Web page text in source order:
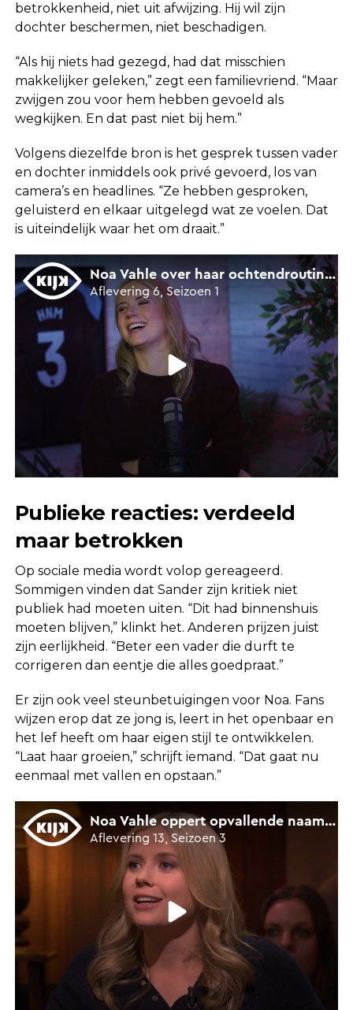
betrokkenheid, niet uit afwijzing. Hij wil zijn
dochter beschermen, niet beschadigen.
“Als hij niets had gezegd, had dat misschien
makkelijker geleken,” zegt een familievriend. “Maar
zwijgen zou voor hem hebben gevoeld als
wegkijken. En dat past niet bij hem.”
Volgens diezelfde bron is het gesprek tussen vader
en dochter inmiddels ook privé gevoerd, los van
camera’s en headlines. “Ze hebben gesproken,
geluisterd en elkaar uitgelegd wat ze voelen. Dat
is uiteindelijk waar het om draait.”
Publieke reacties: verdeeld
maar betrokken
Op sociale media wordt volop gereageerd.
Sommigen vinden dat Sander zijn kritiek niet
publiek had moeten uiten. “Dit had binnenshuis
moeten blijven,” klinkt het. Anderen prijzen juist
zijn eerlijkheid. “Beter een vader die durft te
corrigeren dan eentje die alles goedpraat.”
Er zijn ook veel steunbetuigingen voor Noa. Fans
wijzen erop dat ze jong is, leert in het openbaar en
het lef heeft om haar eigen stijl te ontwikkelen.
“Laat haar groeien,” schrijft iemand. “Dat gaat nu
eenmaal met vallen en opstaan.”